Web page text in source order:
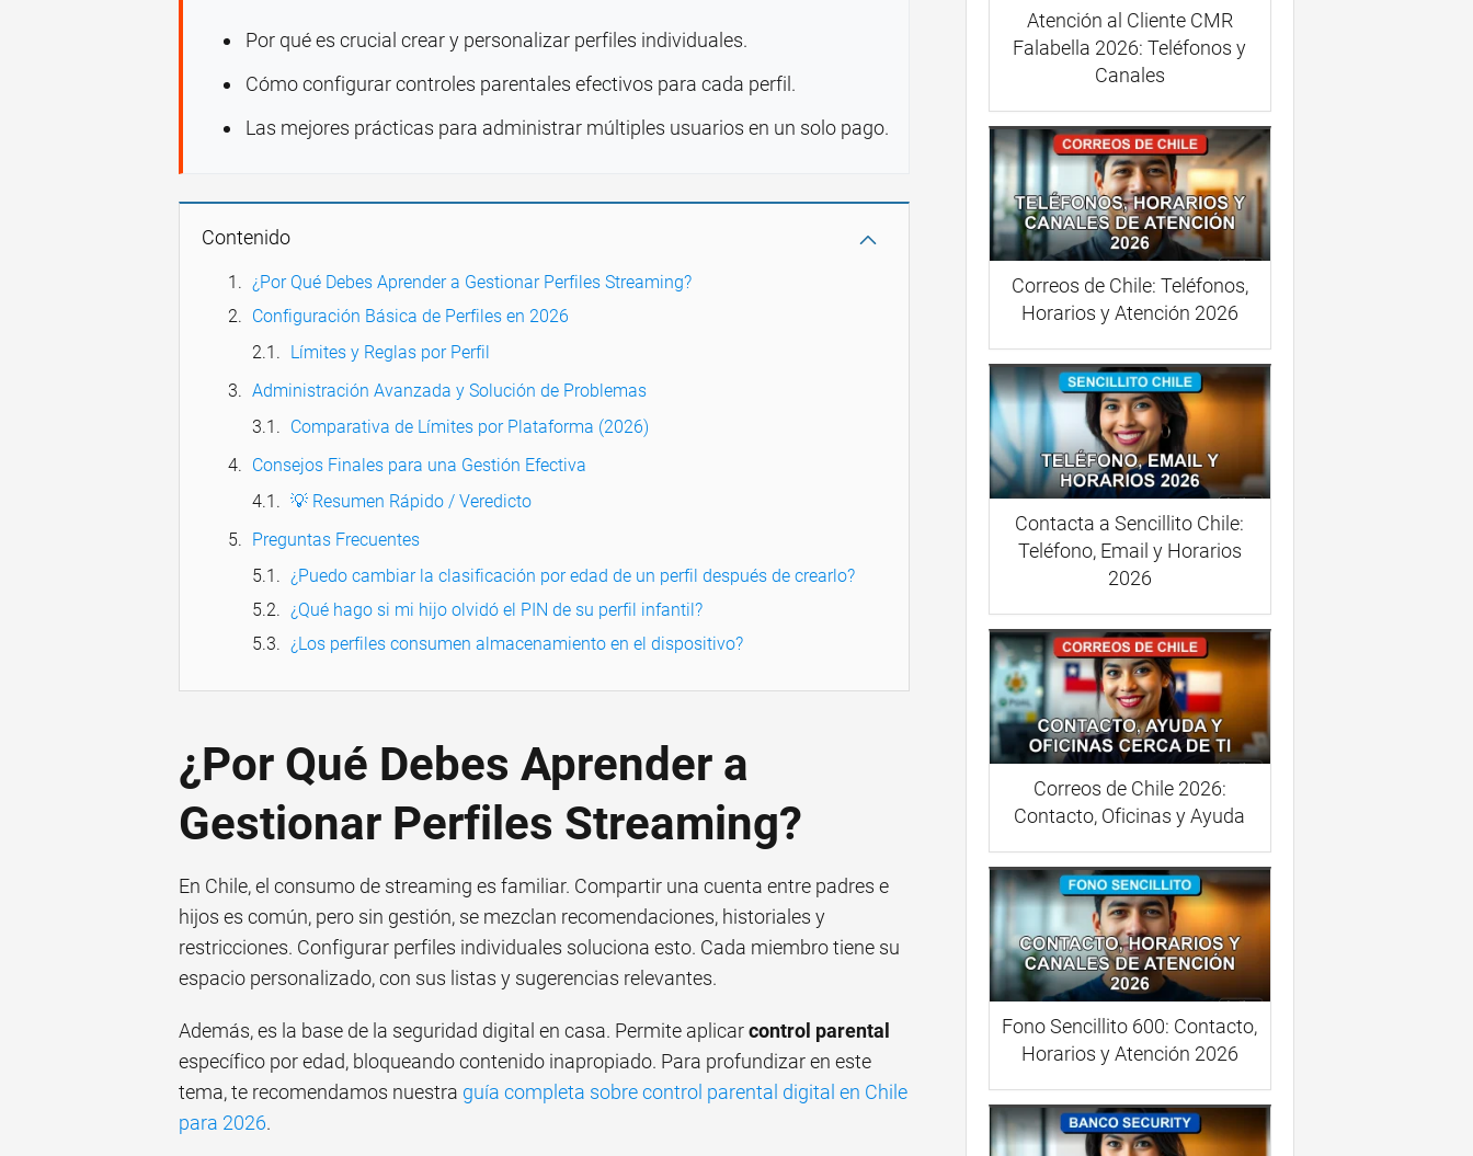
Por qué es crucial crear y personalizar perfiles individuales.
Cómo configurar controles parentales efectivos para cada perfil.
Las mejores prácticas para administrar múltiples usuarios en un solo pago.
Contenido
¿Por Qué Debes Aprender a Gestionar Perfiles Streaming?
Configuración Básica de Perfiles en 2026
Límites y Reglas por Perfil
Administración Avanzada y Solución de Problemas
Comparativa de Límites por Plataforma (2026)
Consejos Finales para una Gestión Efectiva
💡 Resumen Rápido / Veredicto
Preguntas Frecuentes
¿Puedo cambiar la clasificación por edad de un perfil después de crearlo?
¿Qué hago si mi hijo olvidó el PIN de su perfil infantil?
¿Los perfiles consumen almacenamiento en el dispositivo?
¿Por Qué Debes Aprender a
Gestionar Perfiles Streaming?
En Chile, el consumo de streaming es familiar. Compartir una cuenta entre padres e
hijos es común, pero sin gestión, se mezclan recomendaciones, historiales y
restricciones. Configurar perfiles individuales soluciona esto. Cada miembro tiene su
espacio personalizado, con sus listas y sugerencias relevantes.
Además, es la base de la seguridad digital en casa. Permite aplicarcontrol parental
específico por edad, bloqueando contenido inapropiado. Para profundizar en este
tema, te recomendamos nuestra guía completa sobre control parental digital en Chile
para 2026.
Atención al Cliente CMR
Falabella 2026: Teléfonos y
Canales
Correos de Chile: Teléfonos,
Horarios y Atención 2026
Contacta a Sencillito Chile:
Teléfono, Email y Horarios
2026
Correos de Chile 2026:
Contacto, Oficinas y Ayuda
Fono Sencillito 600: Contacto,
Horarios y Atención 2026